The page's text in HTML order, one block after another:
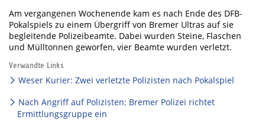
Am vergangenen Wochenende kam es nach Ende des DFB-
Pokalspiels zu einem Übergriff von Bremer Ultras auf sie
begleitende Polizeibeamte. Dabei wurden Steine, Flaschen
und Mülltonnen geworfen, vier Beamte wurden verletzt.
Verwandte Links
Weser Kurier: Zwei verletzte Polizisten nach Pokalspiel
Nach Angriff auf Polizisten: Bremer Polizei richtet
Ermittlungsgruppe ein